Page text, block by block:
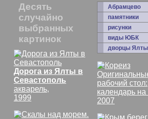
Десять
случайно
выбранных
картинок
Дорога из Ялты в
Севастополь
акварель,
1999
Абрамцево
памятники
рисунки
виды ЮБК
дворцы Ялты
рабочий стол:
календарь
2007